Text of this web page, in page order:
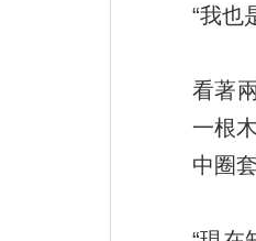
“我也
看著
一根
中圈